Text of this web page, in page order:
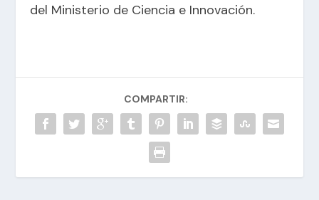
del Ministerio de Ciencia e Innovación.
COMPARTIR: